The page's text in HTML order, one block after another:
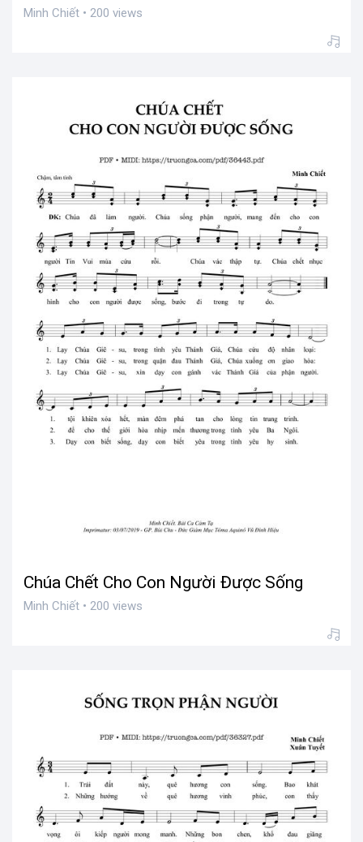
Minh Chiết • 200 views
Chúa Chết Cho Con Người Được Sống
Minh Chiết • 200 views